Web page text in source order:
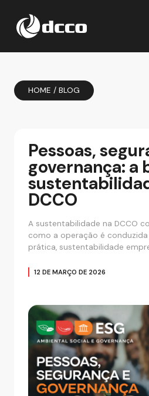
HOME / BLOG
Pessoas,
governança: a
DCCO
A sustentabilidade na DCCO
como a operação é
prática, sustentabilidade
12 DE MARÇO DE 2026